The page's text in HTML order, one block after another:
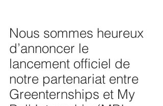
Nous sommes heureux
d’annoncer le
lancement officiel de
notre partenariat entre
Greenternships et My